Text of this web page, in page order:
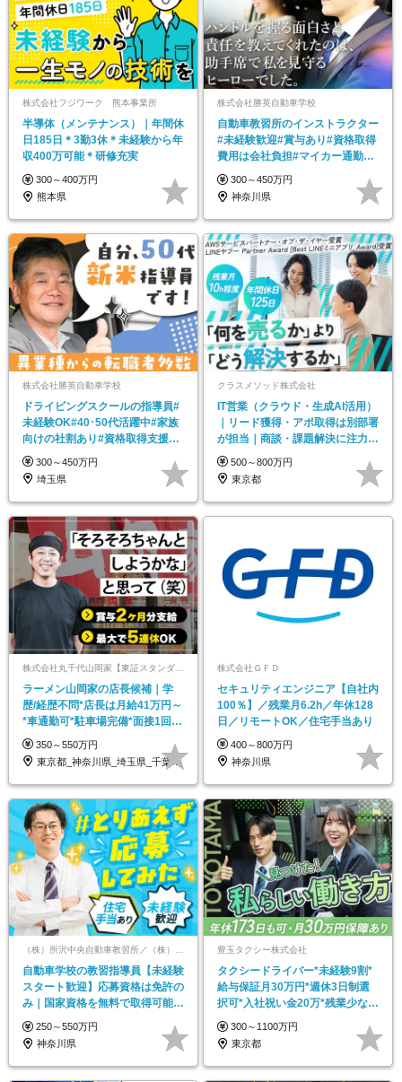
株式会社フジワーク 熊本事業所
半導体（メンテナンス）｜年間休
日185日＊3勤3休＊未経験から年
収400万可能＊研修充実
300～400万円
熊本県
株式会社勝英自動車学校
自動車教習所のインストラクター
#未経験歓迎#賞与あり#資格取得
費用は会社負担#マイカー通勤
OK
300～450万円
神奈川県
株式会社勝英自動車学校
ドライビングスクールの指導員#
未経験OK#40･50代活躍中#家族
向けの社割あり#資格取得支援あ
り
300～450万円
埼玉県
クラスメソッド株式会社
IT営業（クラウド・生成AI活用）
｜リード獲得・アポ取得は別部署
が担当｜商談・課題解決に注力｜
毎日ランチ無料
500～800万円
東京都
株式会社丸千代山岡家【東証スタンダード上場】
ラーメン山岡家の店長候補｜学
歴/経歴不問*店長は月給41万円～
*車通勤可*駐車場完備*面接1回*
賞与年2回
350～550万円
東京都_神奈川県_埼玉県_千葉県_愛知県…
株式会社ＧＦＤ
セキュリティエンジニア【自社内
100％】／残業月6.2h／年休128
日／リモートOK／住宅手当あり
400～800万円
神奈川県
（株）所沢中央自動車教習所／（株）南横浜自動車学校／（株）新神戸ドライヴィングスクール【合同募集】
自動車学校の教習指導員【未経験
スタート歓迎】応募資格は免許の
み｜国家資格を無料で取得可能｜
研修6ヶ月
250～550万円
神奈川県
豊玉タクシー株式会社
タクシードライバー*未経験9割*
給与保証月30万円*週休3日制選
択可*入社祝い金20万*残業少なめ
*賞与年3回
300～1100万円
東京都